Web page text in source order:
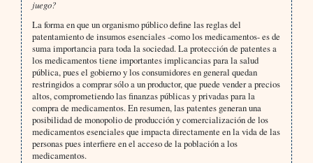
juego?
La forma en que un organismo público define las reglas del
patentamiento de insumos esenciales -como los medicamentos- es de
suma importancia para toda la sociedad. La protección de patentes a
los medicamentos tiene importantes implicancias para la salud
pública, pues el gobierno y los consumidores en general quedan
restringidos a comprar sólo a un productor, que puede vender a precios
altos, comprometiendo las finanzas públicas y privadas para la
compra de medicamentos. En resumen, las patentes generan una
posibilidad de monopolio de producción y comercialización de los
medicamentos esenciales que impacta directamente en la vida de las
personas pues interfiere en el acceso de la población a los
medicamentos.